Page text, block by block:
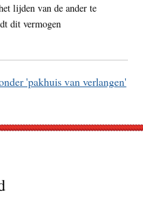
lijden van de ander te
dit vermogen
'pakhuis van verlangen'